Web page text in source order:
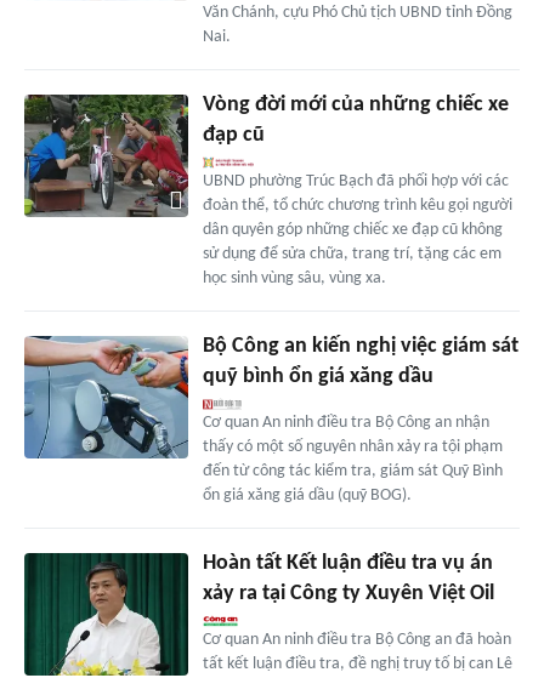
Văn Chánh, cựu Phó Chủ tịch UBND tỉnh Đồng
Nai.
Vòng đời mới của những chiếc xe
đạp cũ
UBND phường Trúc Bạch đã phối hợp với các
đoàn thể, tổ chức chương trình kêu gọi người
dân quyên góp những chiếc xe đạp cũ không
sử dụng để sửa chữa, trang trí, tặng các em
học sinh vùng sâu, vùng xa.
Bộ Công an kiến nghị việc giám sát
quỹ bình ổn giá xăng dầu
Cơ quan An ninh điều tra Bộ Công an nhận
thấy có một số nguyên nhân xảy ra tội phạm
đến từ công tác kiểm tra, giám sát Quỹ Bình
ổn giá xăng giá dầu (quỹ BOG).
Hoàn tất Kết luận điều tra vụ án
xảy ra tại Công ty Xuyên Việt Oil
Cơ quan An ninh điều tra Bộ Công an đã hoàn
tất kết luận điều tra, đề nghị truy tố bị can Lê